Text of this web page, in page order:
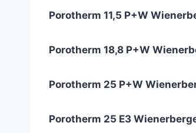
Porotherm 11,5 P+W
Porotherm 18,8 P+W
Porotherm 25 P+W
Porotherm 25 E3